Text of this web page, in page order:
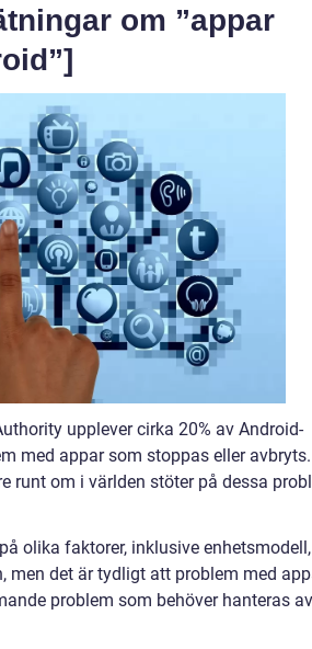
om ”appar
upplever cirka 20% av Android-
med appar som stoppas eller
runt om i världen stöter på dessa
olika faktorer, inklusive enhetsmodell,
men det är tydligt att problem med
problem som behöver hanteras